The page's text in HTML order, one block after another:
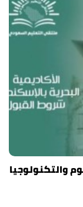
والتكنولوجيا